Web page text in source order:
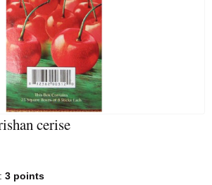
cerise
3 points